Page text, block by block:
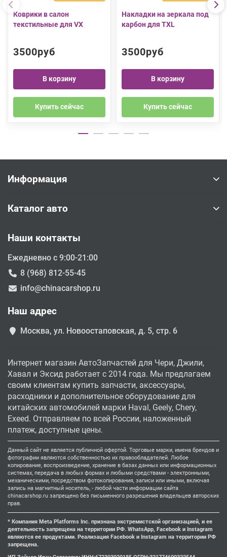
Коврики в салон
текстильные для VX
3500руб
В корзину
Купить сейчас
Накладки на зеркала под
карбон для TXL
3500руб
В корзину
Купить сейчас
Информация
Каталог авто
Наши контакты
Ежедневно с 9:00-21:00
8 (968) 812-55-45
info@chinacarshop.ru
Наш адрес
Москва, ул. Новоостаповская, д. 5, стр. 6
Интернет магазин АвтоЗапчастей для Чери, Джили,
Хавал и Эксид работает с 2014 года. Мы предлагаем
своим клиентам купить запчасти, аксессуары,
расходники и дополнительное оборудование для
китайских автомобилей марки Haval, Geely, Chery,
Exeed. Отправляем по всей России, наложенный
платеж, доступные цены.
Данный сайт не является публичной офертой. Торговые марки, имена брендов и
фотографии являются собственностью их правообладателей. Любое
копирование, воспроизведение, хранение в базах данных или информационных
системах, передача в любых формах и любыми средствами - электронными,
механическими, посредством фотокопирования, записи или иными, включая
запись на магнитный носитель, - любой части информации сайта
chinacarshop.ru запрещено без письменного разрешения владельцев авторских
прав.
* Компания Meta Platforms Inc. признана экстремистской организацией, и ее
деятельность запрещена на территории РФ. WhatsApp, Facebook и Instagram
являются ее продуктами. Реализация Facebook и Instagram на территории РФ
запрещена.